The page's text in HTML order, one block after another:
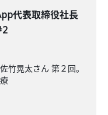
代表取締役社長
竹晃太さん 第２回。